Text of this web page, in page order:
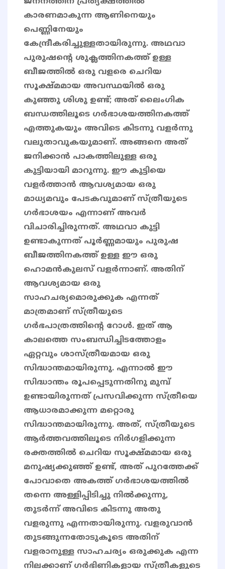
കാരണമാകുന്ന ആണിനെയും
പെണ്ണിനേയും
കേന്ദ്രീകരിച്ചുള്ളതായിരുന്നു. അഥവാ
പുരുഷൻ്റെ ശുക്ലത്തിനകത്ത് ഉള്ള
ബീജത്തിൽ ഒരു വളരെ ചെറിയ
സൂക്ഷ്മമായ അവസ്ഥയിൽ ഒരു
കുഞ്ഞു ശിശു ഉണ്ട്; അത് ലൈംഗിക
ബന്ധത്തിലൂടെ ഗർഭാശയത്തിനകത്ത്‌
എത്തുകയും അവിടെ കിടന്നു വളർന്നു
വലുതാവുകയുമാണ്. അങ്ങനെ അത്
ജനിക്കാൻ പാകത്തിലുള്ള ഒരു
കുട്ടിയായി മാറുന്നു. ഈ കുട്ടിയെ
വളർത്താൻ ആവശ്യമായ ഒരു
മാധ്യമവും പേടകവുമാണ് സ്ത്രീയുടെ
ഗർഭാശയം എന്നാണ് അവർ
വിചാരിച്ചിരുന്നത്. അഥവാ കുട്ടി
ഉണ്ടാകുന്നത് പൂർണ്ണമായും പുരുഷ
ബീജത്തിനകത്ത് ഉള്ള ഈ ഒരു
ഹൊമൻകുലസ്‌ വളർന്നാണ്. അതിന്
ആവശ്യമായ ഒരു
സാഹചര്യമൊരുക്കുക എന്നത്
മാത്രമാണ് സ്ത്രീയുടെ
ഗർഭപാത്രത്തിന്റെ റോൾ. ഇത് ആ
കാലത്തെ സംബന്ധിച്ചിടത്തോളം
ഏറ്റവും ശാസ്ത്രീയമായ ഒരു
സിദ്ധാന്തമായിരുന്നു. എന്നാൽ ഈ
സിദ്ധാന്തം രൂപപ്പെടുന്നതിനു മുമ്പ്
ഉണ്ടായിരുന്നത് പ്രസവിക്കുന്ന സ്ത്രീയെ
ആധാരമാക്കുന്ന മറ്റൊരു
സിദ്ധാന്തമായിരുന്നു. അത്, സ്ത്രീയുടെ
ആർത്തവത്തിലൂടെ നിർഗളിക്കുന്ന
രക്തത്തിൽ ചെറിയ സൂക്ഷ്മമായ ഒരു
മനുഷ്യക്കുഞ്ഞ് ഉണ്ട്, അത് പുറത്തേക്ക്
പോവാതെ അകത്ത് ഗർഭാശയത്തിൽ
തന്നെ അള്ളിപ്പിടിച്ചു നിൽക്കുന്നു,
തുടർന്ന് അവിടെ കിടന്നു അതു
വളരുന്നു എന്നതായിരുന്നു. വളരുവാൻ
തുടങ്ങുന്നതോടുകൂടെ അതിന്
വളരാനുള്ള സാഹചര്യം ഒരുക്കുക എന്ന
നിലക്കാണ് ഗർഭിണികളായ സ്ത്രീകളുടെ